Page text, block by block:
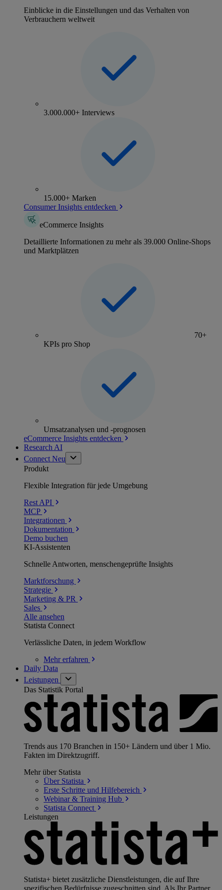
Einblicke in die Einstellungen und das Verhalten von
Verbrauchern weltweit
3.000.000+ Interviews
15.000+ Marken
Consumer Insights entdecken
eCommerce Insights
Detaillierte Informationen zu mehr als 39.000 Online-Shops
und Marktplätzen
70+
KPIs pro Shop
Umsatzanalysen und -prognosen
eCommerce Insights entdecken
Research AI
Connect Neu
Produkt
Flexible Integration für jede Umgebung
Rest API
MCP
Integrationen
Dokumentation
Demo buchen
KI-Assistenten
Schnelle Antworten, menschengeprüfte Insights
Marktforschung
Strategie
Marketing & PR
Sales
Alle ansehen
Statista Connect
Verlässliche Daten, in jedem Workflow
Mehrerfahren
Daily Data
Leistungen
Das Statistik Portal
Trends aus 170 Branchen in 150+ Ländern und über 1 Mio.
Fakten im Direktzugriff.
Mehr über Statista
Über Statista
Erste Schritte und Hilfebereich
Webinar & Training Hub
Statista Connect
Leistungen
Statista+ bietet zusätzliche Dienstleistungen, die auf Ihre
spezifischen Bedürfnisse zugeschnitten sind. Als Ihr Partner